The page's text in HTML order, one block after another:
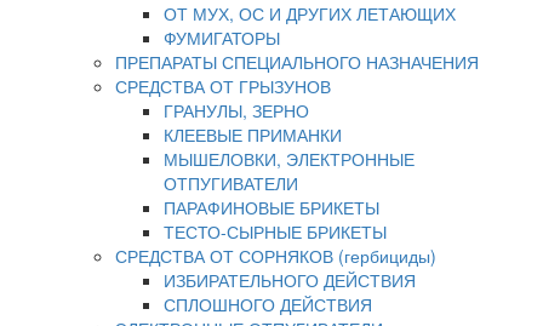
ОТ МУХ, ОС И ДРУГИХ ЛЕТАЮЩИХ
ФУМИГАТОРЫ
ПРЕПАРАТЫ СПЕЦИАЛЬНОГО НАЗНАЧЕНИЯ
СРЕДСТВА ОТ ГРЫЗУНОВ
ГРАНУЛЫ, ЗЕРНО
КЛЕЕВЫЕ ПРИМАНКИ
МЫШЕЛОВКИ, ЭЛЕКТРОННЫЕ
ОТПУГИВАТЕЛИ
ПАРАФИНОВЫЕ БРИКЕТЫ
ТЕСТО-СЫРНЫЕ БРИКЕТЫ
СРЕДСТВА ОТ СОРНЯКОВ (гербициды)
ИЗБИРАТЕЛЬНОГО ДЕЙСТВИЯ
СПЛОШНОГО ДЕЙСТВИЯ